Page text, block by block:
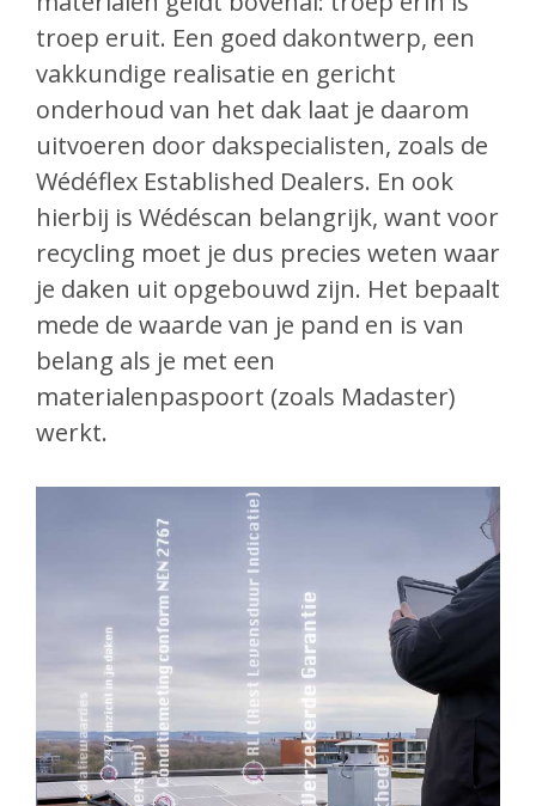
troep eruit. Een goed dakontwerp, een
vakkundige realisatie en gericht
onderhoud van het dak laat je daarom
uitvoeren door dakspecialisten, zoals de
Wédéflex Established Dealers. En ook
hierbij is Wédéscan belangrijk, want voor
recycling moet je dus precies weten waar
je daken uit opgebouwd zijn. Het bepaalt
mede de waarde van je pand en is van
belang als je met een
materialenpaspoort (zoals Madaster)
werkt.